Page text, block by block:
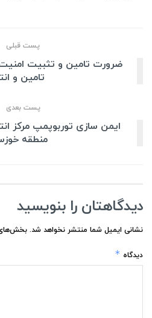
پست قبلی
ضرورت تامین و تثبیت امنیت
تامین و
پست بعدی
ایمن سازی توربوپمپ مرکز
منطقه
دیدگاهتان را بنویسید
نشانی ایمیل شما منتشر نخواهد شد. بخش‌های
دیدگاه *